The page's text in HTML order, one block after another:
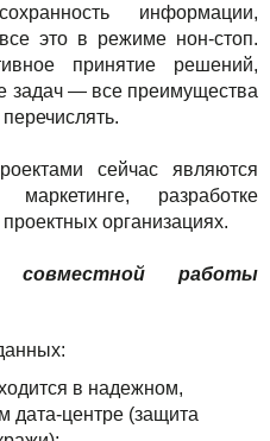
информации,
это в режиме нон-стоп.
принятие решений,
задач — все преимущества
сейчас являются
разработке
организациях.
совместной работы
в надежном,
дата-центре (защита